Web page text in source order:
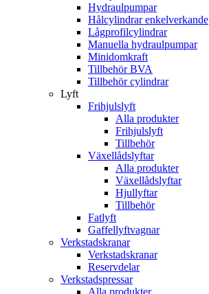
Hydraulpumpar
Hålcylindrar enkelverkande
Lågprofilcylindrar
Manuella hydraulpumpar
Minidomkraft
Tillbehör BVA
Tillbehör cylindrar
Lyft
Frihjulslyft
Alla produkter
Frihjulslyft
Tillbehör
Växellådslyftar
Alla produkter
Växellådslyftar
Hjullyftar
Tillbehör
Fatlyft
Gaffellyftvagnar
Verkstadskranar
Verkstadskranar
Reservdelar
Verkstadspressar
Alla produkter